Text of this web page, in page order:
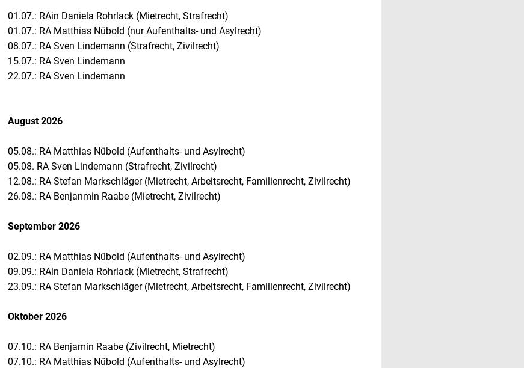
01.07.: RAin Daniela Rohrlack (Mietrecht, Strafrecht)
01.07.: RA Matthias Nübold (nur Aufenthalts- und Asylrecht)
08.07.: RA Sven Lindemann (Strafrecht, Zivilrecht)
15.07.: RA Sven Lindemann
22.07.: RA Sven Lindemann
August 2026
05.08.: RA Matthias Nübold (Aufenthalts- und Asylrecht)
05.08. RA Sven Lindemann (Strafrecht, Zivilrecht)
12.08.: RA Stefan Markschläger (Mietrecht, Arbeitsrecht, Familienrecht, Zivilrecht)
26.08.: RA Benjanmin Raabe (Mietrecht, Zivilrecht)
September 2026
02.09.: RA Matthias Nübold (Aufenthalts- und Asylrecht)
09.09.: RAin Daniela Rohrlack (Mietrecht, Strafrecht)
23.09.: RA Stefan Markschläger (Mietrecht, Arbeitsrecht, Familienrecht, Zivilrecht)
Oktober 2026
07.10.: RA Benjamin Raabe (Zivilrecht, Mietrecht)
07.10.: RA Matthias Nübold (Aufenthalts- und Asylrecht)